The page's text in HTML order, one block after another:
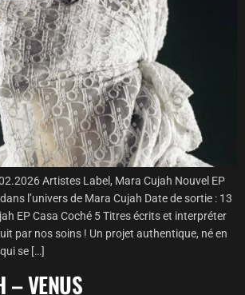
Artistes Label, Mara Cujah Nouvel EP
l’univers de Mara Cujah Date de sortie : 13
EP Casa Coché 5 Titres écrits et interpréter
par nos soins ! Un projet authentique, né en
se […]
– VENUS